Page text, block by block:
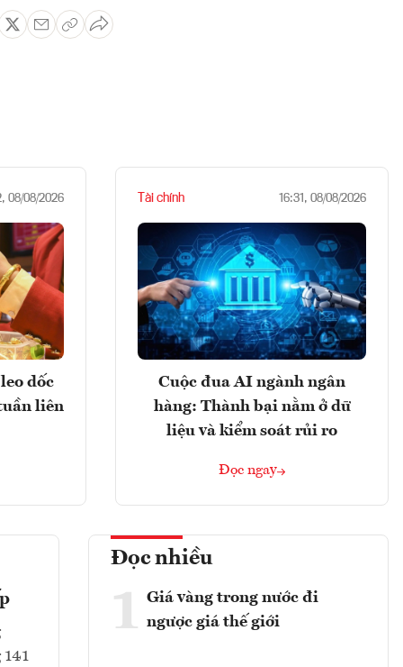
08/08/2026
dốc
liên
Tài chính 16:31, 08/08/2026
Cuộc đua AI ngành ngân
hàng: Thành bại nằm ở dữ
liệu và kiểm soát rủi ro
Đọc ngay
Đọc nhiều
1 Giá vàng trong nước đi
ngược giá thế giới